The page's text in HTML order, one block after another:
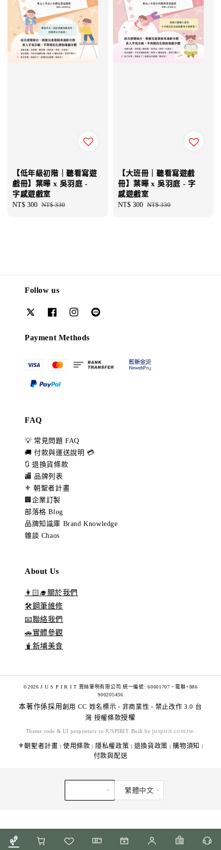
【低年級初階｜聽看寫遊
戲冊】葉曄 x 吳羽庭 -
字感遊戲室
Sale
NT$ 300 Regular
NT$ 330
【大班冊｜聽看寫遊戲
冊】葉曄 x 吳羽庭 - 字
感遊戲室
Sale
NT$ 300 Regular
NT$ 330
Follow us
Payment Methods
FAQ
💡 常見問題 FAQ
🚚 付款與運送說明 💳
🔃 退換貨條款
🏬 品牌列表
⚜️ 朝聖者計畫
🏢企業訂製
部落格 Blog
品牌知識庫 Brand Knowledge
雜談 Chaos
About Us
👩🏻‍🎓關於我們
🛠️鋼筆維修
📧聯絡我們
🚗實體參觀
🧋新埔美食
©2026 J U S P I R I T 賈絲筆咧有限公司 統一編號: 60601707。電聯+886
900205436
本著作係採用 創用 CC 姓名標示 - 非商業性 - 禁止改作 3.0 台
灣 授權條款授權
Theme code & UI proprietary to JUSPIRIT. Built by juspirit.com.tw
⚜️朝聖者計畫 | 使用條款 | 隱私權政策 | 退換貨政策 | 購物須知 |
付款與配送